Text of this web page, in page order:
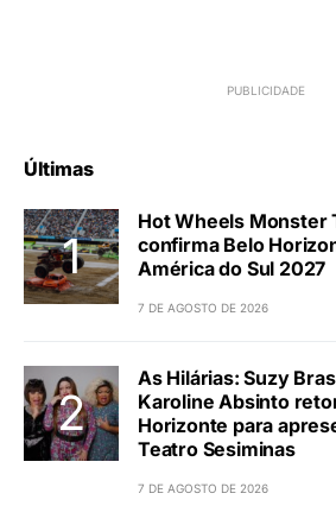
Últimas
Hot Wheels Monster
confirma Belo
América do Sul 2027
7 DE AGOSTO DE 2026
As Hilárias: Suzy
Karoline Absinto
Horizonte para
Teatro Sesiminas
7 DE AGOSTO DE 2026